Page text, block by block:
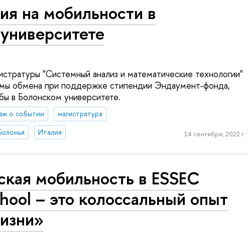
на мобильности в
"Системный анализ и математические технологии"
обмена при поддержке стипендии Эндаумент-фонда,
в Болонском университете.
о событии
магистратура
Италия 14 сентября, 2022 г.
мобильность в ESSEC
– это колоссальный опыт